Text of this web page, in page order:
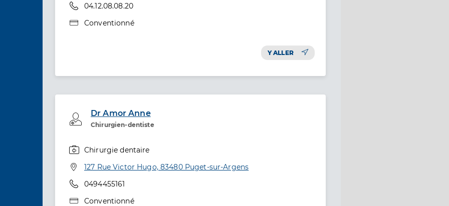
Téléphone
04.12.08.08.20
Type de convention
Conventionné
Y ALLER
Dr Amor Anne
Chirurgien-dentiste
Professionel de santé
Chirurgie dentaire
Adresse
127 Rue Victor Hugo, 83480 Puget-sur-Argens
Téléphone
0494455161
Type de convention
Conventionné